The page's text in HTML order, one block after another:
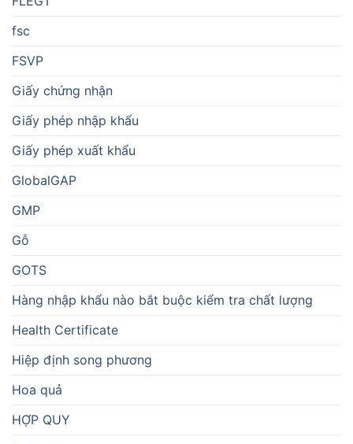
fsc
FSVP
Giấy chứng nhận
Giấy phép nhập khẩu
Giấy phép xuất khẩu
GlobalGAP
GMP
Gỗ
GOTS
Hàng nhập khẩu nào bắt buộc kiểm tra chất lượng
Health Certificate
Hiệp định song phương
Hoa quả
HỢP QUY